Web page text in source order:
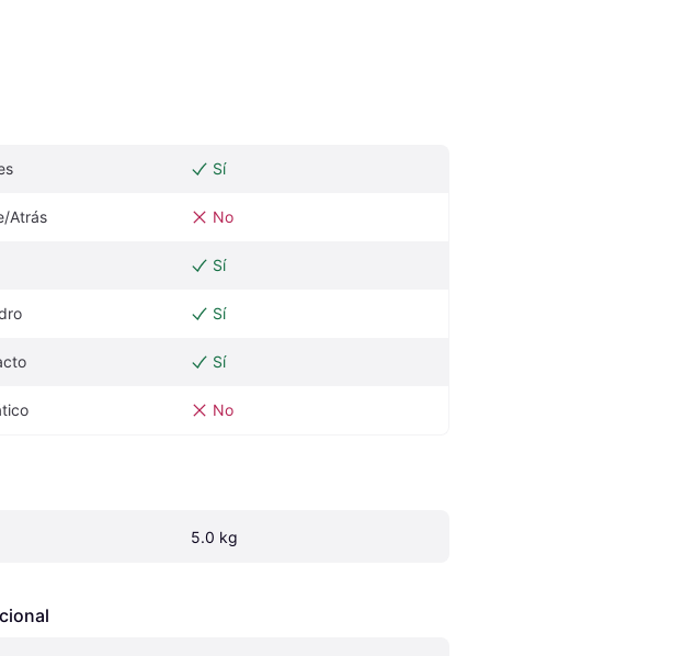
Sí
Atrás No
Sí
Sí
Sí
No
5.0 kg